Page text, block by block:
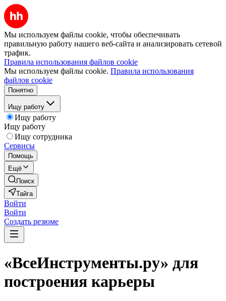
Мы используем файлы cookie, чтобы обеспечивать
правильную работу нашего веб-сайта и анализировать сетевой
трафик.
Правила использования файлов cookie
Мы используем файлы cookie. Правила использования
файлов cookie
Понятно
Ищу работу
Ищу работу
Ищу работу
Ищу сотрудника
Сервисы
Помощь
Ещё
Поиск
Тайга
Войти
Войти
Создать резюме
«ВсеИнструменты.ру» для
построения карьеры